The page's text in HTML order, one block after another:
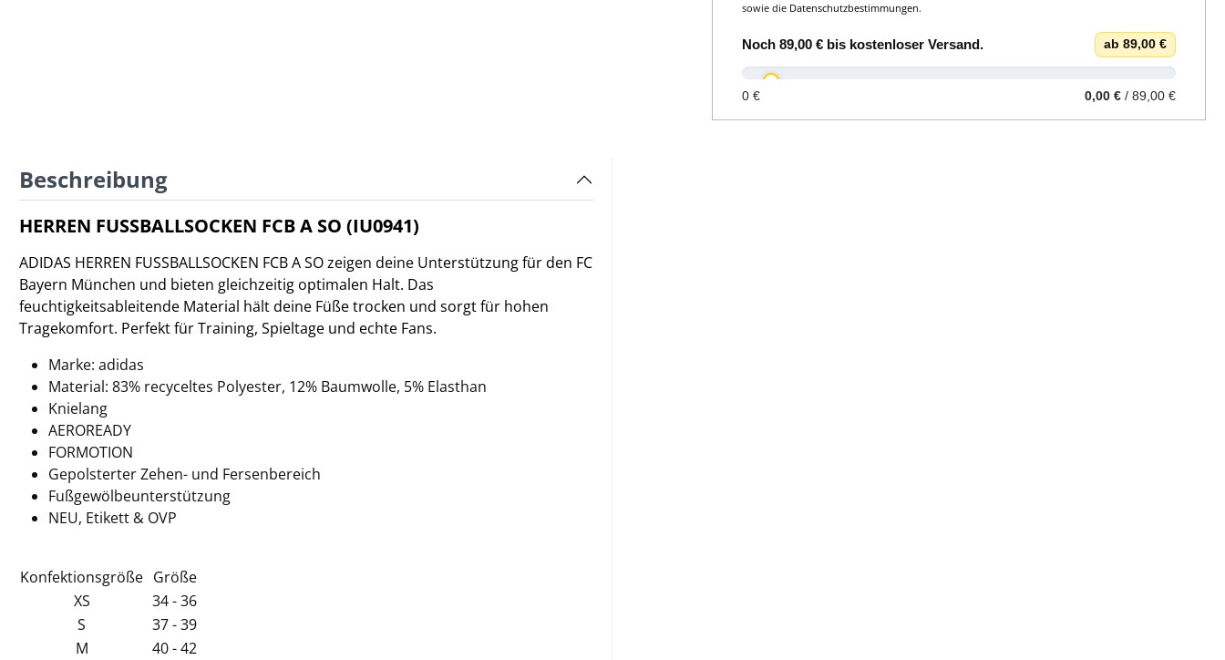
sowie die Datenschutzbestimmungen.
Noch 89,00 €bis kostenloser Versand. ab 89,00 €
0 € 0,00 € / 89,00 €
Beschreibung
HERREN FUSSBALLSOCKEN FCB A SO (IU0941)
ADIDAS HERREN FUSSBALLSOCKEN FCB A SO zeigen deine Unterstützung für den FC
Bayern München und bieten gleichzeitig optimalen Halt. Das
feuchtigkeitsableitende Material hält deine Füße trocken und sorgt für hohen
Tragekomfort. Perfekt für Training, Spieltage und echte Fans.
Marke: adidas
Material: 83% recyceltes Polyester, 12% Baumwolle, 5% Elasthan
Knielang
AEROREADY
FORMOTION
Gepolsterter Zehen- und Fersenbereich
Fußgewölbeunterstützung
NEU, Etikett & OVP
Konfektionsgröße Größe
XS
34 - 36
S
37 - 39
M
40 - 42